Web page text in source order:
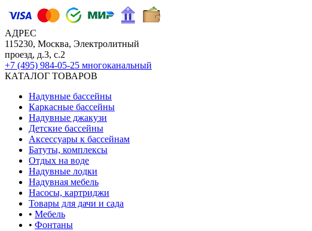
АДРЕС
115230, Москва, Электролитный
проезд, д.3, с.2
+7 (495) 984-05-25 многоканальный
КАТАЛОГ ТОВАРОВ
Надувные бассейны
Каркасные бассейны
Надувные джакузи
Детские бассейны
Аксессуары к бассейнам
Батуты, комплексы
Отдых на воде
Надувные лодки
Надувная мебель
Насосы, картриджи
Товары для дачи и сада
• Мебель
• Фонтаны